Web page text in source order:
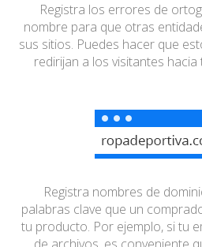
Registra los errores de
nombre para que otras
sus sitios. Puedes hacer que
redirijan a los visitantes hacia
Registra nombres de
palabras clave que un
tu producto. Por ejemplo, si tu